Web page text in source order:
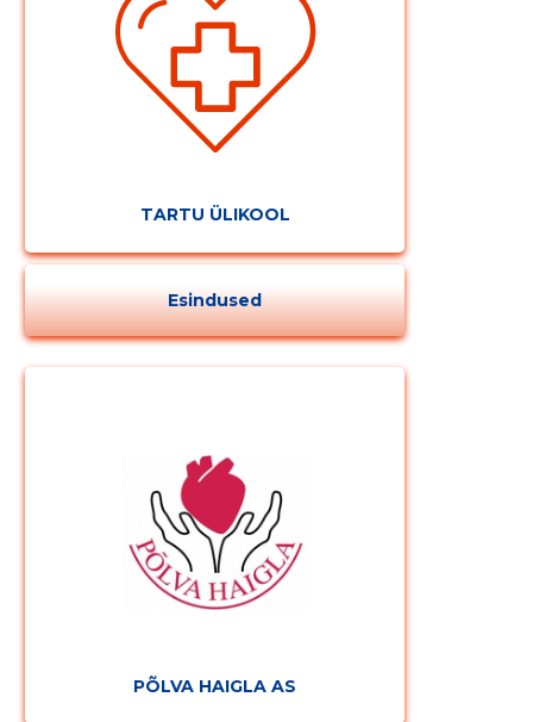
TARTU ÜLIKOOL
Esindused
PÕLVA HAIGLA AS
Muuda pildi
kirjeldust
MUUDA